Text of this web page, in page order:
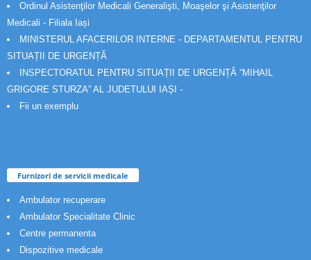
Ordinul Asistenţilor Medicali Generalişti, Moaşelor şi Asistenţilor
Medicali - Filiala Iași
MINISTERUL AFACERILOR INTERNE - DEPARTAMENTUL PENTRU
SITUAȚII DE URGENȚĂ
INSPECTORATUL PENTRU SITUAȚII DE URGENȚĂ “MIHAIL
GRIGORE STURZA” AL JUDETULUI IAȘI -
Fii un exemplu
Furnizori de servicii medicale
Ambulator recuperare
Ambulator Specialitate Clinic
Centre permanenta
Dispozitive medicale